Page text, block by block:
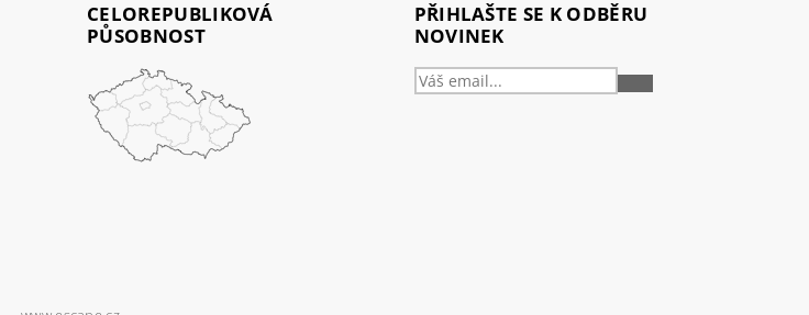
CELOREPUBLIKOVÁ
PŮSOBNOST
PŘIHLAŠTE SE K ODBĚRU
NOVINEK
PŘIHLÁSIT